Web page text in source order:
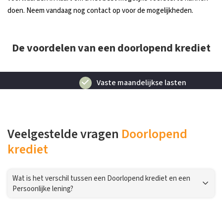
doen. Neem vandaag nog contact op voor de mogelijkheden.
De voordelen van een doorlopend krediet
Vaste maandelijkse lasten
Veelgestelde vragen Doorlopend
krediet
Wat is het verschil tussen een Doorlopend krediet en een
Persoonlijke lening?